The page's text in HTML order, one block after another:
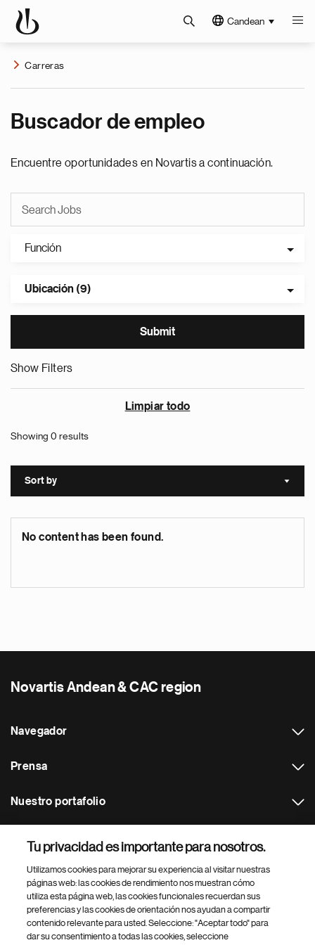
Candean
Carreras
Buscador de empleo
Encuentre oportunidades en Novartis a continuación.
Función
Ubicación (9)
Show Filters
Limpiar todo
Showing 0 results
Sort by Sort
No content has been found.
Novartis Andean & CAC region
Navegador
Prensa
Nuestro portafolio
Footer Site Search
Tu privacidad es importante para nosotros.
Utilizamos cookies para mejorar su experiencia al visitar nuestras
páginas web: las cookies de rendimiento nos muestran cómo
utiliza esta página web, las cookies funcionales recuerdan sus
preferencias y las cookies de orientación nos ayudan a compartir
contenido relevante para usted. Seleccione: "Aceptar todo" para
dar su consentimiento a todas las cookies, seleccione